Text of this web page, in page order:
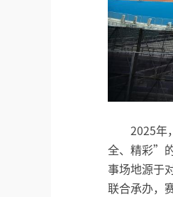
2025年
全、精彩”
事场地源于
联合承办，